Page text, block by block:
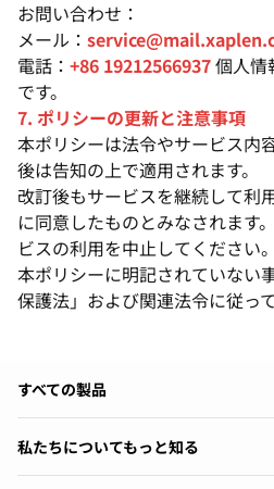
お問い合わせ：
メール：
電話： +86 19212566937個人情
です。
7. ポリシーの更新と注意事項
本ポリシーは法令やサービス内
後は告知の上で適用されます。
改訂後もサービスを継続して利
に同意したものとみなされます
ビスの利用を中止してください。
本ポリシーに明記されていない
保護法」および関連法令に従っ
すべての製品
私たちについてもっと知る